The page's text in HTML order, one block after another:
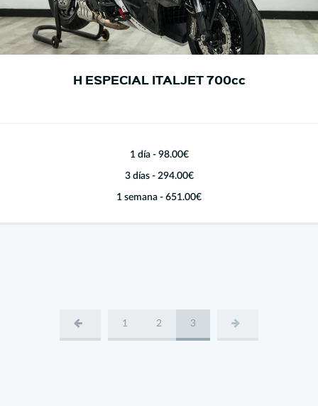
H ESPECIAL ITALJET 700cc
1 día - 98.00€
3 días - 294.00€
1 semana - 651.00€
1 2 3